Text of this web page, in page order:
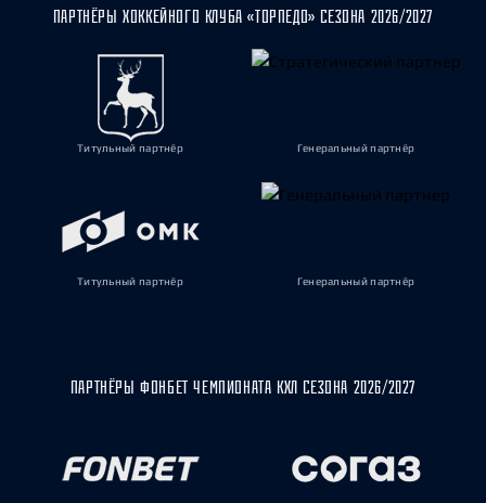
ПАРТНЁРЫ ХОККЕЙНОГО КЛУБА «ТОРПЕДО» СЕЗОНА 2026/2027
Титульный партнёр Генеральный партнёр
Титульный партнёр Генеральный партнёр
ПАРТНЁРЫ ФОНБЕТ ЧЕМПИОНАТА КХЛ СЕЗОНА 2026/2027